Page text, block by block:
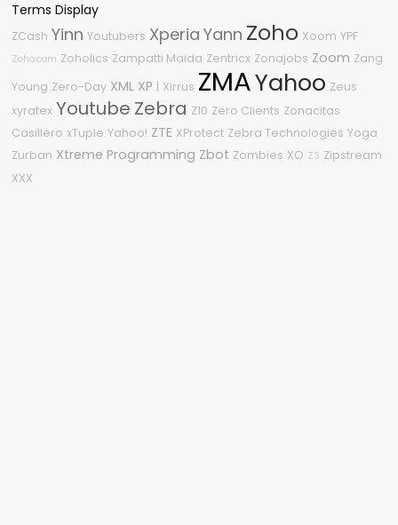
Terms Display
ZCash Yinn Youtubers Xperia Yann Zoho Xoom YPF
Zoho.com Zoholics Zampatti Maida Zentricx Zonajobs Zoom Zang
Young Zero-Day XML XP | Xirrus ZMAYahoo Zeus
xyratex Youtube Zebra Z10 Zero Clients Zonacitas
Casillero xTuple Yahoo! ZTE XProtect Zebra Technologies Yoga
Zurban Xtreme Programming Zbot Zombies XO Z3 Zipstream
XXX